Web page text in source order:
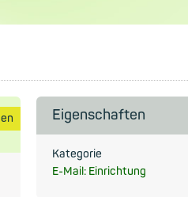
Eigenschaften
Kategorie
E-Mail: Einrichtung